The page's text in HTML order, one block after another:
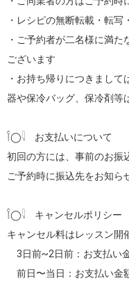
・レシピの無断転載・転写
・ご予約者が二名様に満
ございます
・お持ち帰りにつきまし
器や保冷バッグ、保冷剤等
𓌉◯𓇋　お支払いについて
初回の方には、事前のお振
ご予約時に振込先をお知ら
𓌉◯𓇋　キャンセルポリシー
キャンセル料はレッスン開
3日前~2日前：お支払い
前日〜当日：お支払い金